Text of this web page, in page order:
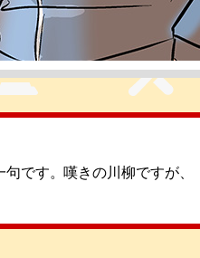
です。嘆きの川柳ですが、